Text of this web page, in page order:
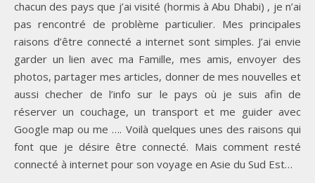
chacun des pays que j’ai visité (hormis à Abu Dhabi) , je n’ai
pas rencontré de problème particulier. Mes principales
raisons d’être connecté a internet sont simples. J’ai envie
garder un lien avec ma Famille, mes amis, envoyer des
photos, partager mes articles, donner de mes nouvelles et
aussi checher de l’info sur le pays où je suis afin de
réserver un couchage, un transport et me guider avec
Google map ou me …. Voilà quelques unes des raisons qui
font que je désire être connecté. Mais comment resté
connecté à internet pour son voyage en Asie du Sud Est…